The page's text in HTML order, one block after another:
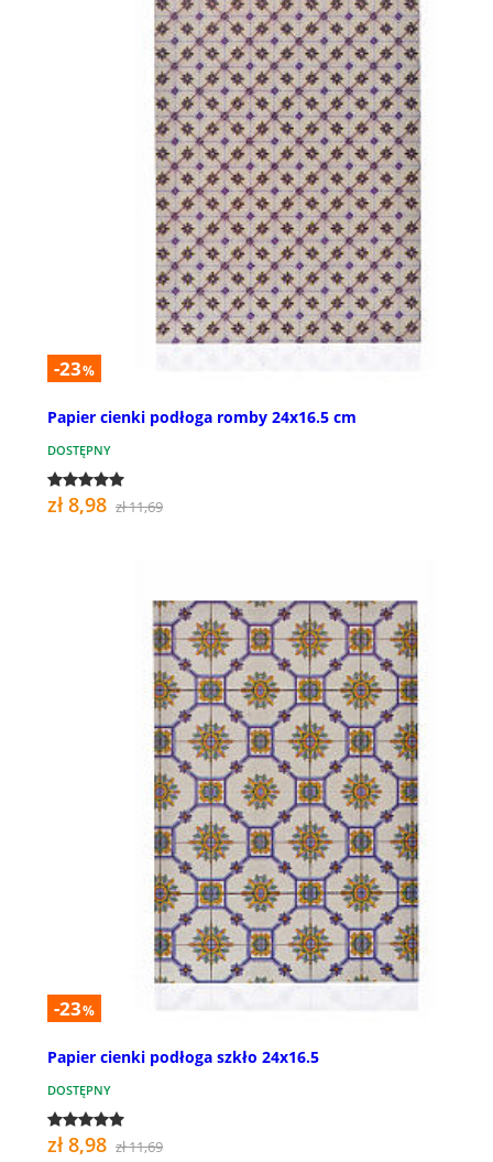
-23%
Papier cienki podłoga romby 24x16.5 cm
DOSTĘPNY
zł 8,98 zł 11,69
-23%
Papier cienki podłoga szkło 24x16.5
DOSTĘPNY
zł 8,98 zł 11,69